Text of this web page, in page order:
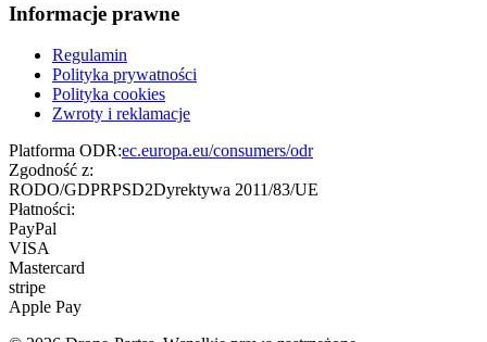
Informacje prawne
Regulamin
Polityka prywatności
Polityka cookies
Zwroty i reklamacje
Platforma ODR:ec.europa.eu/consumers/odr
Zgodność z:
RODO/GDPRPSD2Dyrektywa 2011/83/UE
Płatności:
PayPal
VISA
Mastercard
stripe
Apple Pay